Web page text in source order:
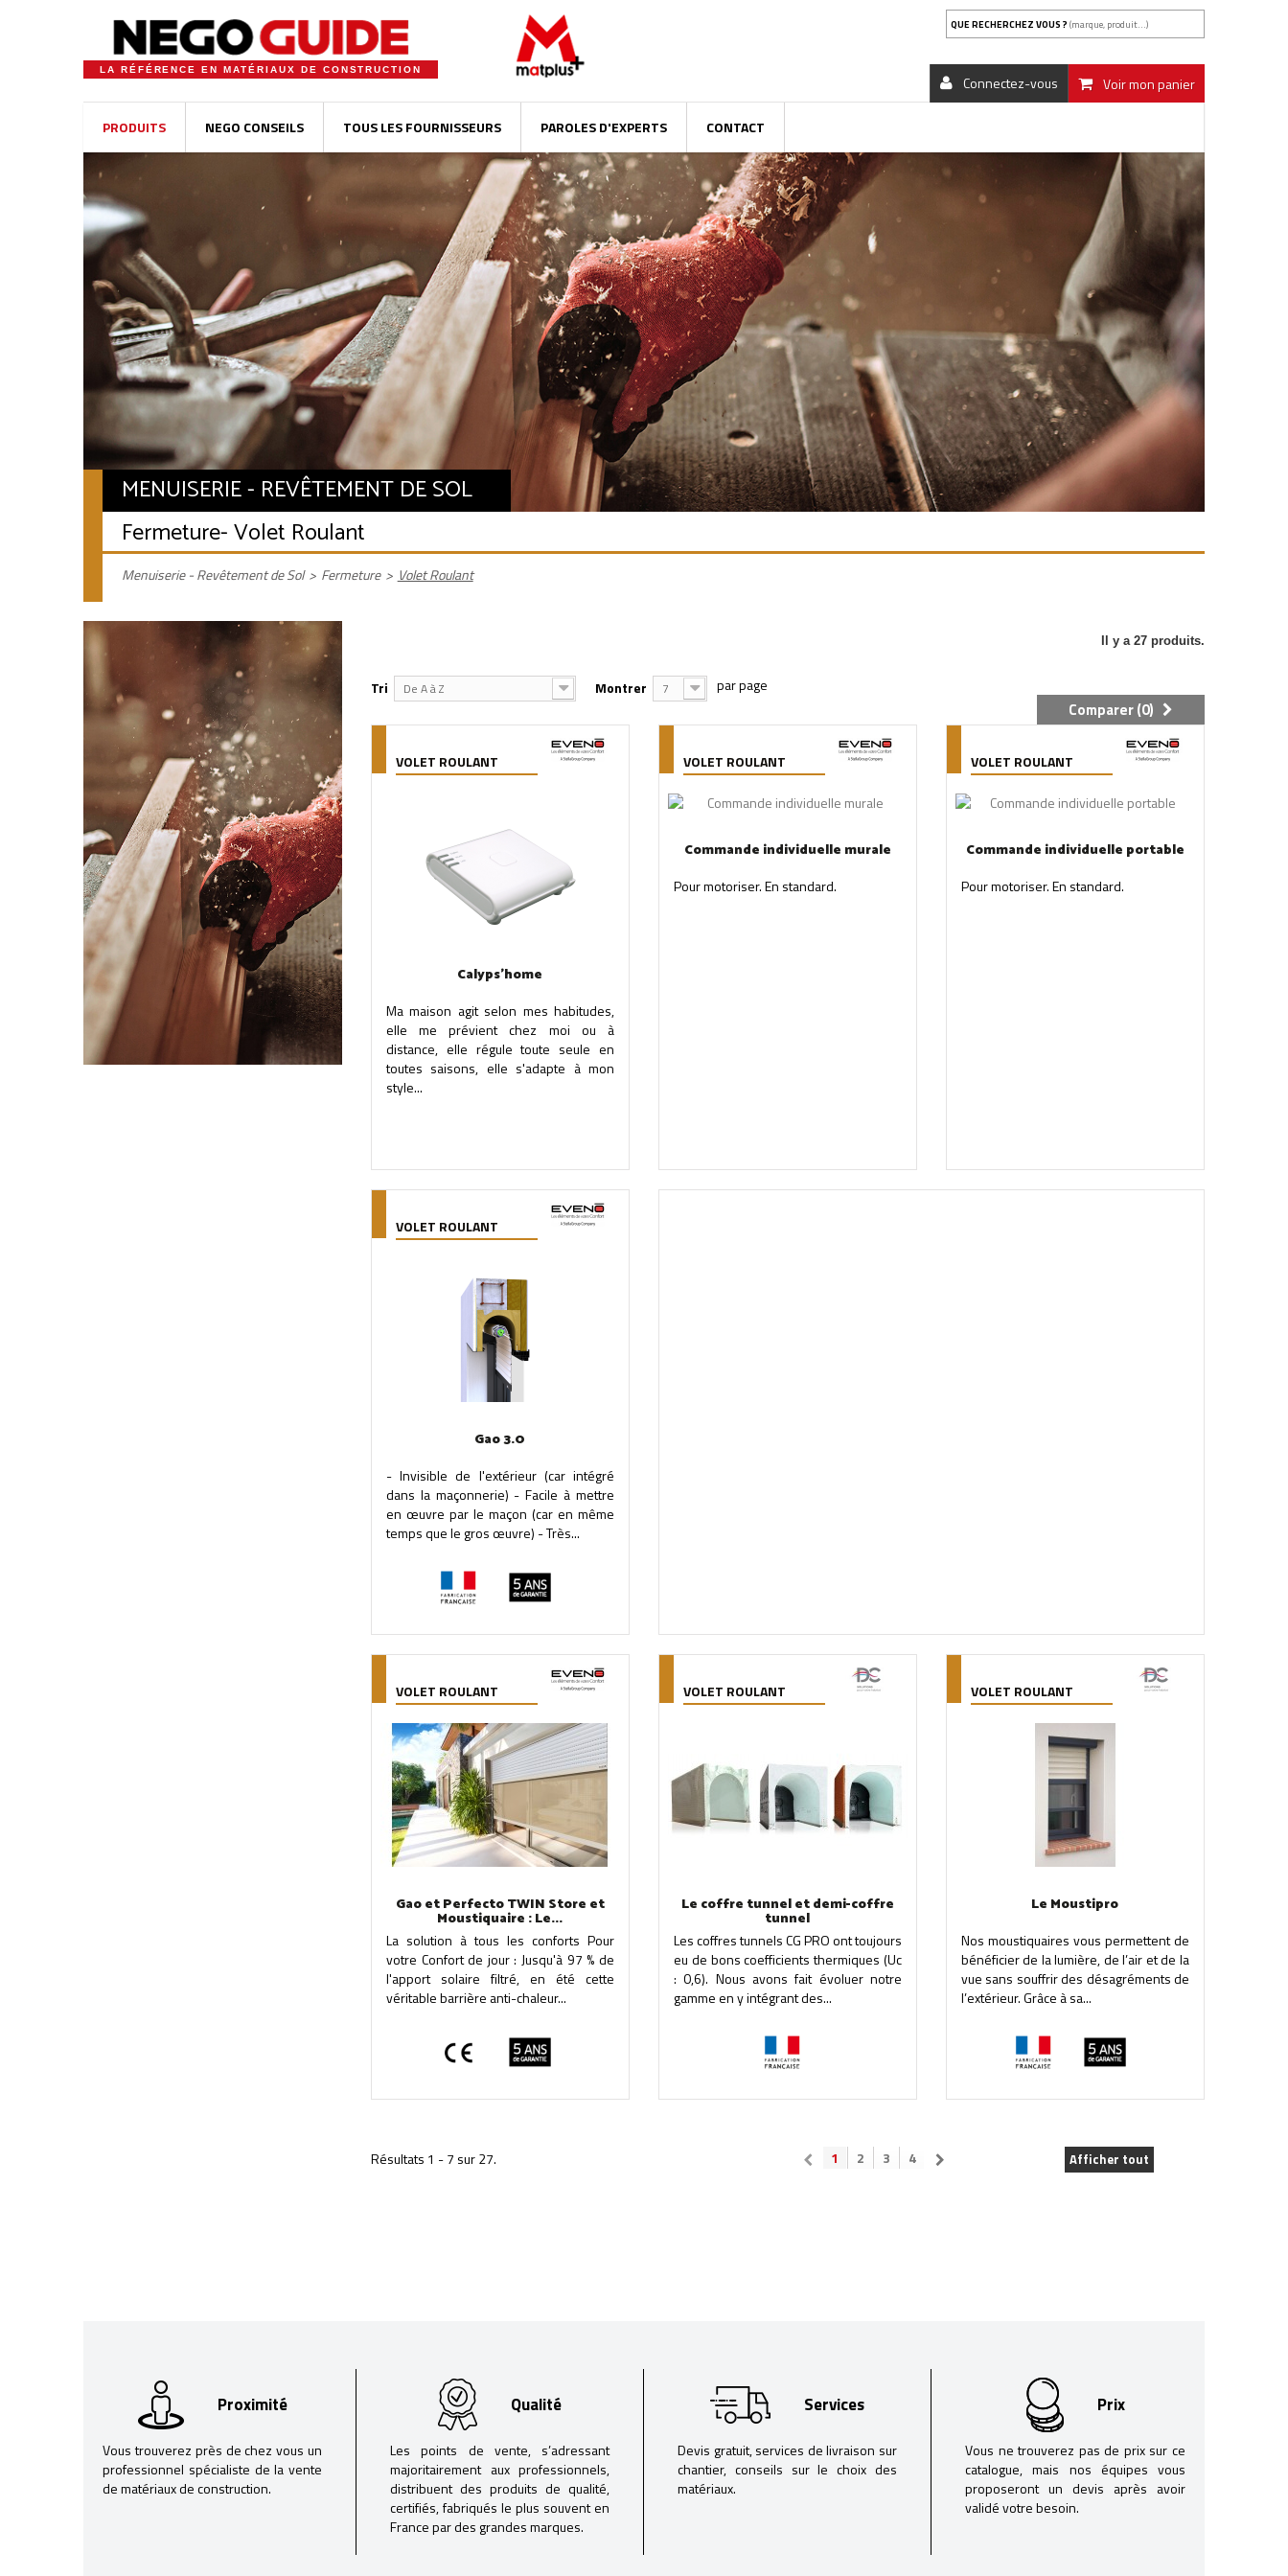
LA RÉFÉRENCE EN MATÉRIAUX DE CONSTRUCTION
QUE RECHERCHEZ VOUS ? (marque, produit...)
Voir mon panier
Connectez-vous
PRODUITS NEGO CONSEILS TOUS LES FOURNISSEURS PAROLES D'EXPERTS CONTACT
MENUISERIE - REVÊTEMENT DE SOL
Fermeture- Volet Roulant
Menuiserie - Revêtement de Sol > Fermeture > Volet Roulant
Il y a 27 produits.
Tri De A à Z Montrer 7
Comparer (0)
VOLET ROULANT
Calyps'home
Ma maison agit selon mes habitudes,
elle me prévient chez moi ou à
distance, elle régule toute seule en
toutes saisons, elle s'adapte à mon
style...
VOLET ROULANT
Commande individuelle murale
Pour motoriser. En standard.
VOLET ROULANT
Commande individuelle portable
Pour motoriser. En standard.
VOLET ROULANT
Gao 3.0
- Invisible de l'extérieur (car intégré
dans la maçonnerie) - Facile à mettre
en œuvre par le maçon (car en même
temps que le gros œuvre) - Très...
VOLET ROULANT
Gao et Perfecto TWIN Store et
Moustiquaire : Le...
La solution à tous les conforts Pour
votre Confort de jour : Jusqu'à 97 % de
l'apport solaire filtré, en été cette
véritable barrière anti-chaleur...
VOLET ROULANT
Le coffre tunnel et demi-coffre
tunnel
Les coffres tunnels CG PRO ont toujours
eu de bons coefficients thermiques (Uc
: 0,6). Nous avons fait évoluer notre
gamme en y intégrant des...
VOLET ROULANT
Le Moustipro
Nos moustiquaires vous permettent de
bénéficier de la lumière, de l’air et de la
vue sans souffrir des désagréments de
l’extérieur. Grâce à sa...
Afficher tout
1 2 3 4
Résultats 1 - 7 sur 27.
Proximité
Vous trouverez près de chez vous un
professionnel spécialiste de la vente
de matériaux de construction.
Qualité
Les points de vente, s’adressant
majoritairement aux professionnels,
distribuent des produits de qualité,
certifiés, fabriqués le plus souvent en
France par des grandes marques.
Services
Devis gratuit, services de livraison sur
chantier, conseils sur le choix des
matériaux.
Prix
Vous ne trouverez pas de prix sur ce
catalogue, mais nos équipes vous
proposeront un devis après avoir
validé votre besoin.